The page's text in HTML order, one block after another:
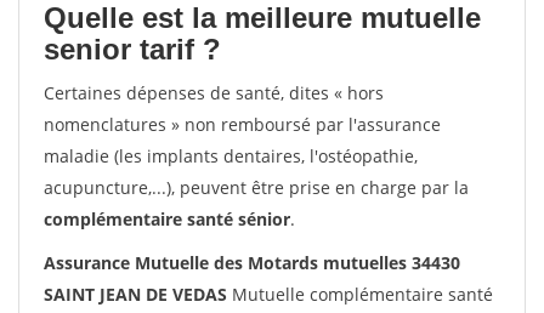
Quelle est la meilleure mutuelle
senior tarif ?
Certaines dépenses de santé, dites « hors
nomenclatures » non remboursé par l'assurance
maladie (les implants dentaires, l'ostéopathie,
acupuncture,...), peuvent être prise en charge par la
complémentaire santé sénior.
Assurance Mutuelle des Motards mutuelles 34430
SAINT JEAN DE VEDAS Mutuelle complémentaire santé